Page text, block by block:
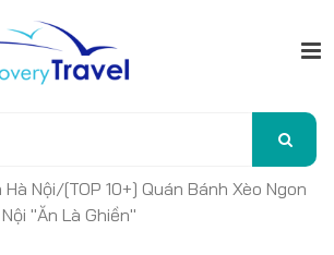
Nội/[TOP 10+] Quán Bánh Xèo Ngon
"Ăn Là Ghiền"